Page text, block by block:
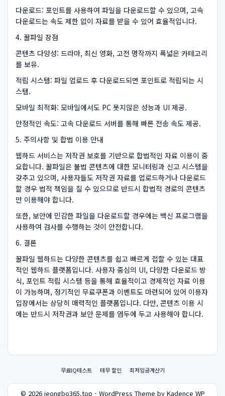
다운로드: 포인트를 사용하여 파일을 다운로드할 수 있으며, 고속
다운로드는 속도 제한 없이 자료를 받을 수 있어 효율적입니다.
4. 꿀파일 장점
콘텐츠 다양성: 드라마, 최신 영화, 고전 명작까지 폭넓은 카테고리
를 보유.
적립 시스템: 파일 업로드 후 다운로드되면 포인트로 적립되는 시
스템.
모바일 최적화: 모바일에서도 PC 못지않은 성능과 UI 제공.
안정적인 속도: 고속 다운로드 서버를 통해 빠른 전송 속도 제공.
5. 주의사항 및 합법 이용 안내
웹하드 서비스는 저작권 보호를 기반으로 합법적인 자료 이용이 중
요합니다. 꿀파일은 불법 콘텐츠에 대한 모니터링과 신고 시스템을
갖추고 있으며, 사용자들도 저작권 자료를 업로드하거나 다운로드
할 경우 법적 책임을 질 수 있으므로 반드시 합법적 경로의 콘텐츠
만 이용해야 합니다.
또한, 보안에 민감한 파일을 다운로드할 경우에는 백신 프로그램을
사용하여 검사를 수행하는 것이 안전합니다.
6. 결론
꿀파일 웹하드는 다양한 콘텐츠를 쉽고 빠르게 접할 수 있는 대표
적인 웹하드 플랫폼입니다. 사용자 중심의 UI, 다양한 다운로드 방
식, 포인트 적립 시스템 등을 통해 효율적이고 경제적인 자료 이용
이 가능하며, 정기적인 무료쿠폰과 이벤트도 마련되어 있어 이용자
입장에서는 상당히 매력적인 플랫폼입니다. 다만, 콘텐츠 이용 시
에는 반드시 저작권과 보안 문제를 염두에 두고 사용해야 합니다.
무료IQ테스트 테무 할인 최저임금계산기
© 2026 jeongbo365.top - WordPress Theme by Kadence WP